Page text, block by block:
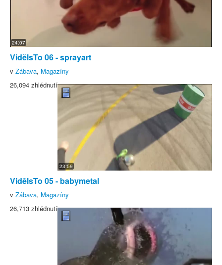
24:07
VidělsTo 06 - sprayart
v Zábava, Magazíny
26,094 zhlédnutí
23:59
VidělsTo 05 - babymetal
v Zábava, Magazíny
26,713 zhlédnutí